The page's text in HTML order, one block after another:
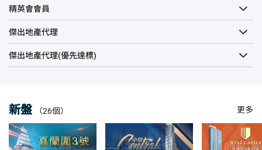
精英會會員
傑出地產代理
傑出地產代理(優先達標)
新盤 （26個） 更多